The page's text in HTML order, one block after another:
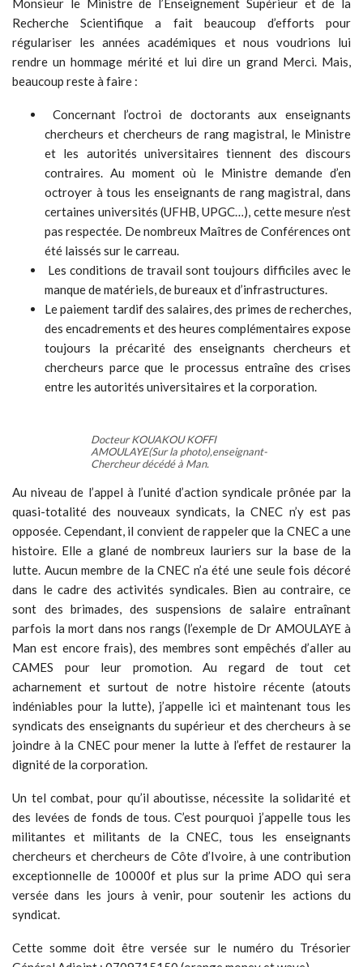
Monsieur le Ministre de l’Enseignement Supérieur et de la
Recherche Scientifique a fait beaucoup d’efforts pour
régulariser les années académiques et nous voudrions lui
rendre un hommage mérité et lui dire un grand Merci. Mais,
beaucoup reste à faire :
Concernant l’octroi de doctorants aux enseignants
chercheurs et chercheurs de rang magistral, le Ministre
et les autorités universitaires tiennent des discours
contraires. Au moment où le Ministre demande d’en
octroyer à tous les enseignants de rang magistral, dans
certaines universités (UFHB, UPGC…), cette mesure n’est
pas respectée. De nombreux Maîtres de Conférences ont
été laissés sur le carreau.
Les conditions de travail sont toujours difficiles avec le
manque de matériels, de bureaux et d’infrastructures.
Le paiement tardif des salaires, des primes de recherches,
des encadrements et des heures complémentaires expose
toujours la précarité des enseignants chercheurs et
chercheurs parce que le processus entraîne des crises
entre les autorités universitaires et la corporation.
Docteur KOUAKOU KOFFI
AMOULAYE(Sur la photo),enseignant-
Chercheur décédé à Man.
Au niveau de l’appel à l’unité d’action syndicale prônée par la
quasi-totalité des nouveaux syndicats, la CNEC n’y est pas
opposée. Cependant, il convient de rappeler que la CNEC a une
histoire. Elle a glané de nombreux lauriers sur la base de la
lutte. Aucun membre de la CNEC n’a été une seule fois décoré
dans le cadre des activités syndicales. Bien au contraire, ce
sont des brimades, des suspensions de salaire entraînant
parfois la mort dans nos rangs (l’exemple de Dr AMOULAYE à
Man est encore frais), des membres sont empêchés d’aller au
CAMES pour leur promotion. Au regard de tout cet
acharnement et surtout de notre histoire récente (atouts
indéniables pour la lutte), j’appelle ici et maintenant tous les
syndicats des enseignants du supérieur et des chercheurs à se
joindre à la CNEC pour mener la lutte à l’effet de restaurer la
dignité de la corporation.
Un tel combat, pour qu’il aboutisse, nécessite la solidarité et
des levées de fonds de tous. C’est pourquoi j’appelle tous les
militantes et militants de la CNEC, tous les enseignants
chercheurs et chercheurs de Côte d’Ivoire, à une contribution
exceptionnelle de 10000f et plus sur la prime ADO qui sera
versée dans les jours à venir, pour soutenir les actions du
syndicat.
Cette somme doit être versée sur le numéro du Trésorier